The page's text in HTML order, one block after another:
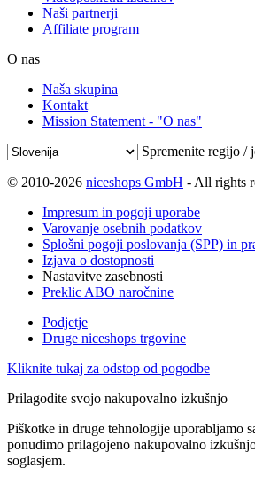
Naši partnerji
Affiliate program
O nas
Naša skupina
Kontakt
Mission Statement - "O nas"
Spremenite regijo /
© 2010-2026 niceshops GmbH - All rights
Impresum in pogoji uporabe
Varovanje osebnih podatkov
Splošni pogoji poslovanja (SPP) in
Izjava o dostopnosti
Nastavitve zasebnosti
Preklic ABO naročnine
Podjetje
Druge niceshops trgovine
Kliknite tukaj za odstop od pogodbe
Prilagodite svojo nakupovalno izkušnjo
Piškotke in druge tehnologije uporabljamo
ponudimo prilagojeno nakupovalno
soglasjem.